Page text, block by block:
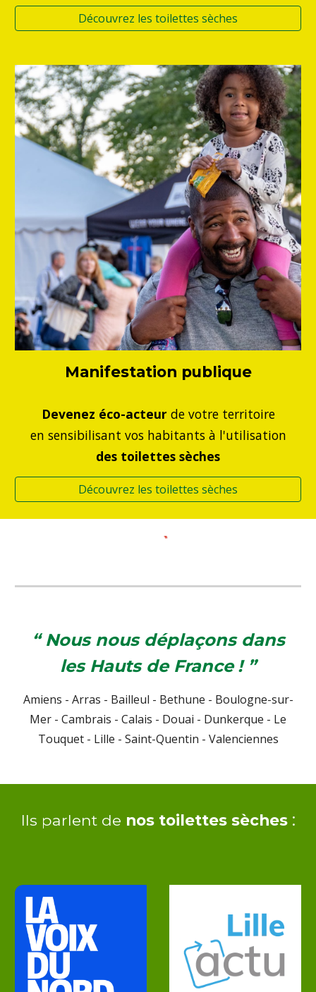
Découvrez les toilettes sèches
Manifestation publique
Devenez éco-acteurde votre territoire
en sensibilisant vos habitants à l'utilisation
des toilettes sèches
Découvrez les toilettes sèches
“ Nous nous déplaçons dans
les Hauts de France ! ”
Amiens - Arras - Bailleul - Bethune - Boulogne-sur-
Mer - Cambrais - Calais - Douai - Dunkerque - Le
Touquet - Lille - Saint-Quentin - Valenciennes
Ils parlent de nos toilettes sèches :